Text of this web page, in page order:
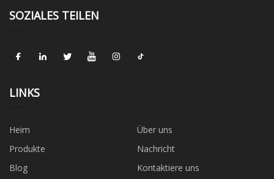
SOZIALES TEILEN
LINKS
Heim
Über uns
Produkte
Nachricht
Blog
Kontaktiere uns